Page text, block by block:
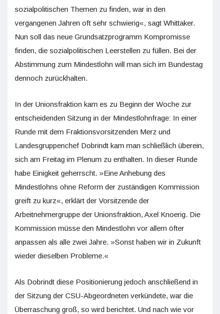
sozialpolitischen Themen zu finden, war in den
vergangenen Jahren oft sehr schwierig«, sagt Whittaker.
Nun soll das neue Grundsatzprogramm Kompromisse
finden, die sozialpolitischen Leerstellen zu füllen. Bei der
Abstimmung zum Mindestlohn will man sich im Bundestag
dennoch zurückhalten.
In der Unionsfraktion kam es zu Beginn der Woche zur
entscheidenden Sitzung in der Mindestlohnfrage: In einer
Runde mit dem Fraktionsvorsitzenden Merz und
Landesgruppenchef Dobrindt kam man schließlich überein,
sich am Freitag im Plenum zu enthalten. In dieser Runde
habe Einigkeit geherrscht. »Eine Anhebung des
Mindestlohns ohne Reform der zuständigen Kommission
greift zu kurz«, erklärt der Vorsitzende der
Arbeitnehmergruppe der Unionsfraktion, Axel Knoerig. Die
Kommission müsse den Mindestlohn vor allem öfter
anpassen als alle zwei Jahre. »Sonst haben wir in Zukunft
wieder dieselben Probleme.«
Als Dobrindt diese Positionierung jedoch anschließend in
der Sitzung der CSU-Abgeordneten verkündete, war die
Überraschung groß, so wird berichtet. Und nach wie vor